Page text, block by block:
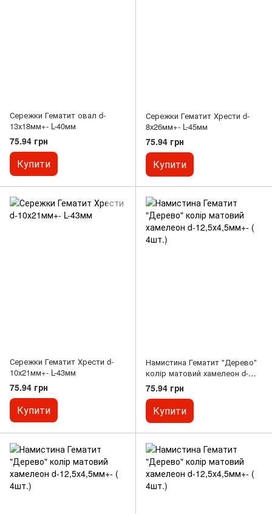
Сережки Гематит овал d-
13х18мм+- L-40мм
75.94 грн
Купити
Сережки Гематит Хрести d-
8х26мм+- L-45мм
75.94 грн
Купити
Сережки Гематит Хрести d-
10х21мм+- L-43мм
75.94 грн
Купити
Намистина Гематит "Дерево"
колір матовий хамелеон d-
12,5х4,5мм+- ( 4шт.)
75.94 грн
Купити